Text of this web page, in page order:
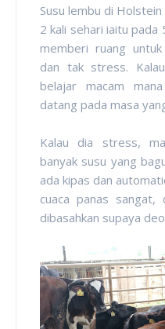
Susu lembu di
2 kali sehari iaitu pada
memberi ruang
dan tak stress.
belajar macam
datang pada masa
Kalau dia stress,
banyak susu yang
ada kipas dan
cuaca panas sangat,
dibasahkan supaya